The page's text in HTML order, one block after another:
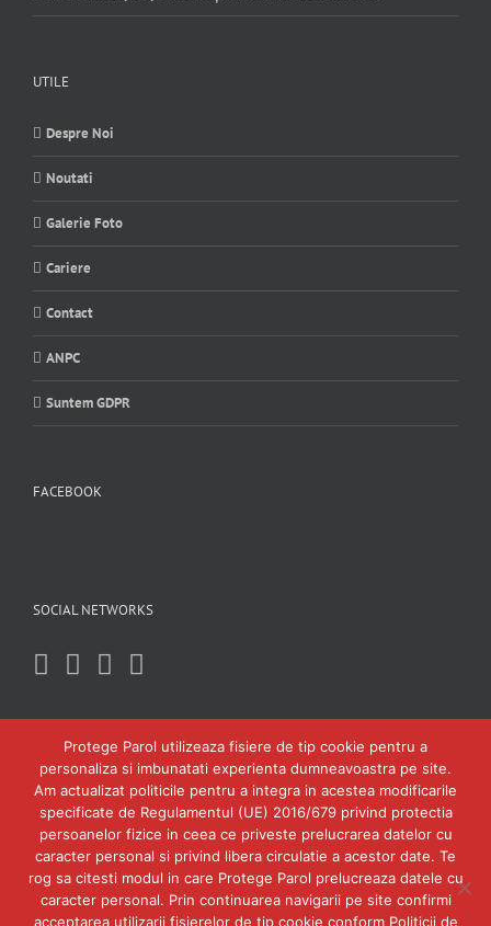
UTILE
Despre Noi
Noutati
Galerie Foto
Cariere
Contact
ANPC
Suntem GDPR
FACEBOOK
SOCIAL NETWORKS
Protege Parol utilizeaza fisiere de tip cookie pentru a
personaliza si imbunatati experienta dumneavoastra pe site.
Am actualizat politicile pentru a integra in acestea modificarile
specificate de Regulamentul (UE) 2016/679 privind protectia
persoanelor fizice in ceea ce priveste prelucrarea datelor cu
caracter personal si privind libera circulatie a acestor date. Te
rog sa citesti modul in care Protege Parol prelucreaza datele cu
caracter personal. Prin continuarea navigarii pe site confirmi
acceptarea utilizarii fisierelor de tip cookie conform Politicii de